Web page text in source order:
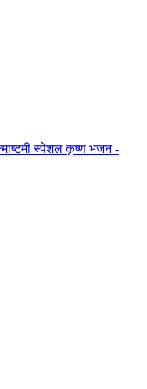
स्पेशल कृष्ण भजन -